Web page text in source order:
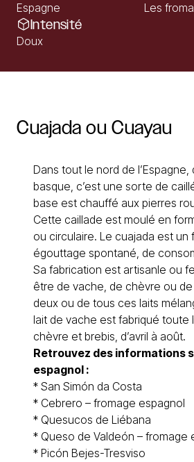
Espagne Les
Intensité
Doux
Cuajada ou Cuayau
Dans tout le nord de l’Espagne,
basque, c’est une sorte de
base est chauffé aux pierres
Cette caillade est moulé en
ou circulaire. Le cuajada est un
égouttage spontané, de
Sa fabrication est artisanle ou
être de vache, de chèvre ou
deux ou de tous ces laits
lait de vache est fabriqué toute
chèvre et brebis, d’avril à août.
Retrouvez des informations
espagnol :
* San Simón da Costa
* Cebrero – fromage espagnol
* Quesucos de Liébana
* Queso de Valdeón – fromage
* Picón Bejes-Tresviso